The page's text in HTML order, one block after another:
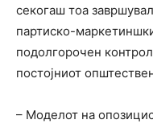
секогаш тоа
партиско-
подолгорочен
постојниот
– Моделот на